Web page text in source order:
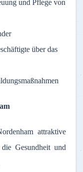
und Pflege von
über das
attraktive
Gesundheit und